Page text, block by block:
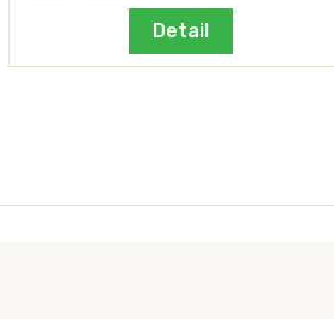
Detail